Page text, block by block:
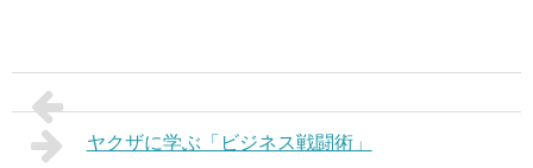
ヤクザに学ぶ「ビジネス戦闘術」